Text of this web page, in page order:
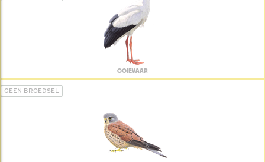
OOIEVAAR
GEEN BROEDSEL